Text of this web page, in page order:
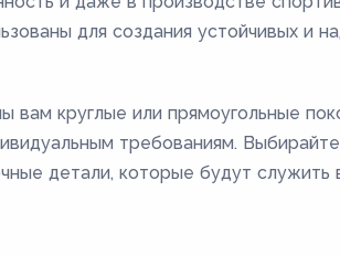
для создания устойчивых
вам круглые или прямоугольные
требованиям.
детали, которые будут служить